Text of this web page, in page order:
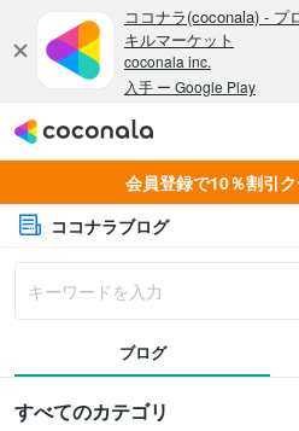
会員登録で10％割引
ココナラブログ
ブログ
すべてのカテゴリ